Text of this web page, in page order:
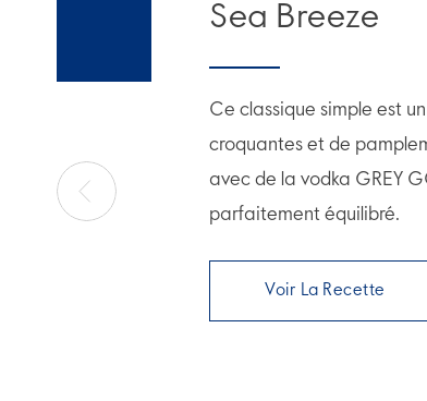
Sea Breeze
Ce classique simple est
croquantes et de
avec de la vodka GREY
parfaitement équilibré.
Voir La Recette